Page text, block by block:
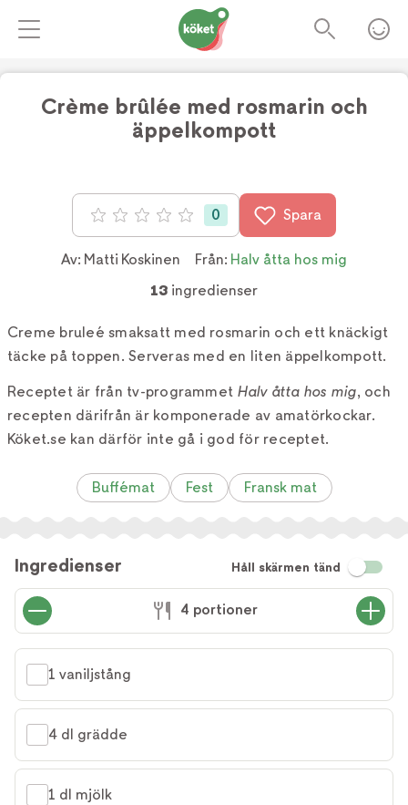
Crème brûlée med rosmarin och
äppelkompott
Betyg: 0 av 5 0 Spara
Av: Matti Koskinen Från: Halv åtta hos mig
13 ingredienser
Creme bruleé smaksatt med rosmarin och ett knäckigt
täcke på toppen. Serveras med en liten äppelkompott.
Receptet är från tv-programmet Halv åtta hos mig, och
recepten därifrån är komponerade av amatörkockar.
Köket.se kan därför inte gå i god för receptet.
Buffémat Fest Fransk mat
Ingredienser Håll skärmen tänd
4 portioner
1 vaniljstång
4 dl grädde
1 dl mjölk